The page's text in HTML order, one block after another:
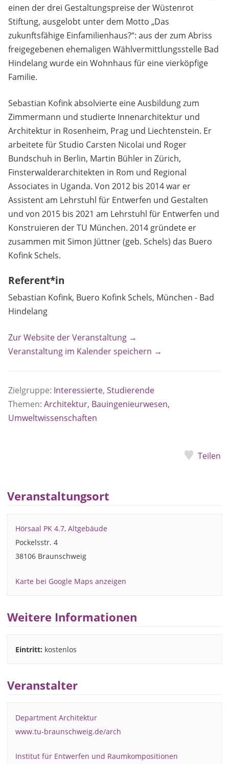
einen der drei Gestaltungspreise der Wüstenrot
Stiftung, ausgelobt unter dem Motto „Das
zukunftsfähige Einfamilienhaus?“: aus der zum Abriss
freigegebenen ehemaligen Wählvermittlungsstelle Bad
Hindelang wurde ein Wohnhaus für eine vierköpfige
Familie.
Sebastian Kofink absolvierte eine Ausbildung zum
Zimmermann und studierte Innenarchitektur und
Architektur in Rosenheim, Prag und Liechtenstein. Er
arbeitete für Studio Carsten Nicolai und Roger
Bundschuh in Berlin, Martin Bühler in Zürich,
Finsterwalderarchitekten in Rom und Regional
Associates in Uganda. Von 2012 bis 2014 war er
Assistent am Lehrstuhl für Entwerfen und Gestalten
und von 2015 bis 2021 am Lehrstuhl für Entwerfen und
Konstruieren der TU München. 2014 gründete er
zusammen mit Simon Jüttner (geb. Schels) das Buero
Kofink Schels.
Referent*in
Sebastian Kofink, Buero Kofink Schels, München - Bad
Hindelang
Zur Website der Veranstaltung →
Veranstaltung im Kalender speichern →
Zielgruppe: Interessierte, Studierende
Themen: Architektur, Bauingenieurwesen,
Umweltwissenschaften
Teilen
Veranstaltungsort
Hörsaal PK 4.7, Altgebäude
Pockelsstr. 4
38106 Braunschweig
Karte bei Google Maps anzeigen
Weitere Informationen
Eintritt: kostenlos
Veranstalter
Department Architektur
www.tu-braunschweig.de/arch
Institut für Entwerfen und Raumkompositionen